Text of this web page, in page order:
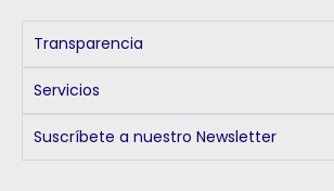
Transparencia
Servicios
Suscríbete a nuestro Newsletter